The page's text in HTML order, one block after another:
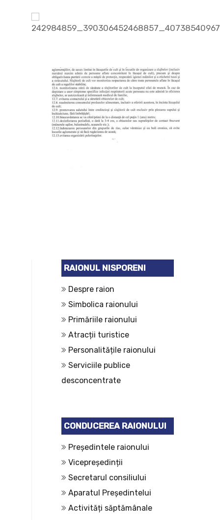
RAIONUL NISPORENI
Despre raion
Simbolica raionului
Primăriile raionului
Atracții turistice
Personalitățile raionului
Serviciile publice
desconcentrate
CONDUCEREA RAIONULUI
Președintele raionului
Vicepreședinții
Secretarul consiliului
Aparatul Președintelui
Activități săptămânale